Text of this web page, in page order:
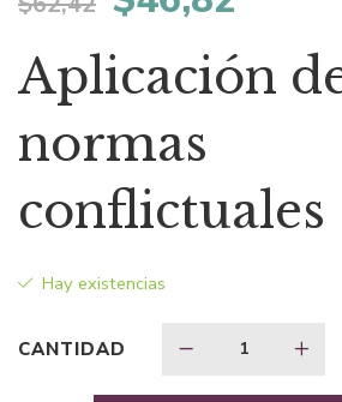
precio
era:
$62,42.
es:
$46,82.
Aplicación
normas
conflictuales
Hay existencias
CANTIDAD